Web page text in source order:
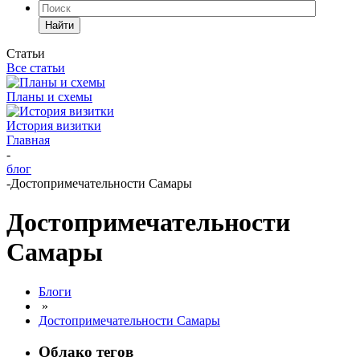
Найти
Статьи
Все статьи
Планы и схемы
История визитки
Главная
-
блог
-Достопримечательности Самары
Достопримечательности
Самары
Блоги
»
Достопримечательности Самары
Облако тегов